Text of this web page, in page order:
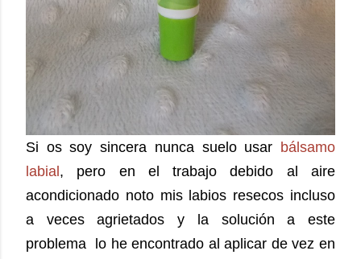
Si os soy sincera nunca suelo usar bálsamo
labial , pero en el trabajo debido al aire
acondicionado noto mis labios resecos incluso
a veces agrietados y la solución a este
problema lo he encontrado al aplicar de vez en